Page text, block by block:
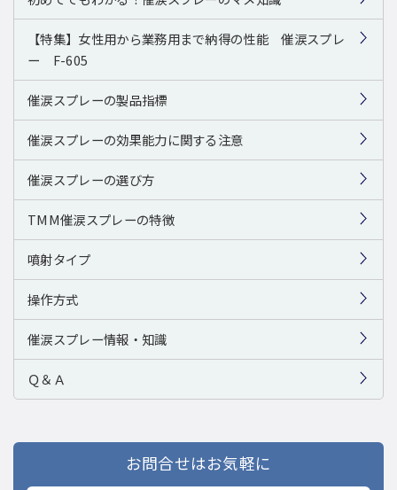
【特集】女性用から業務用まで納得の性能 催涙スプレ
ー F-605
催涙スプレーの製品指標
催涙スプレーの効果能力に関する注意
催涙スプレーの選び方
TMM催涙スプレーの特徴
噴射タイプ
操作方式
催涙スプレー情報・知識
Ｑ＆Ａ
お問合せはお気軽に